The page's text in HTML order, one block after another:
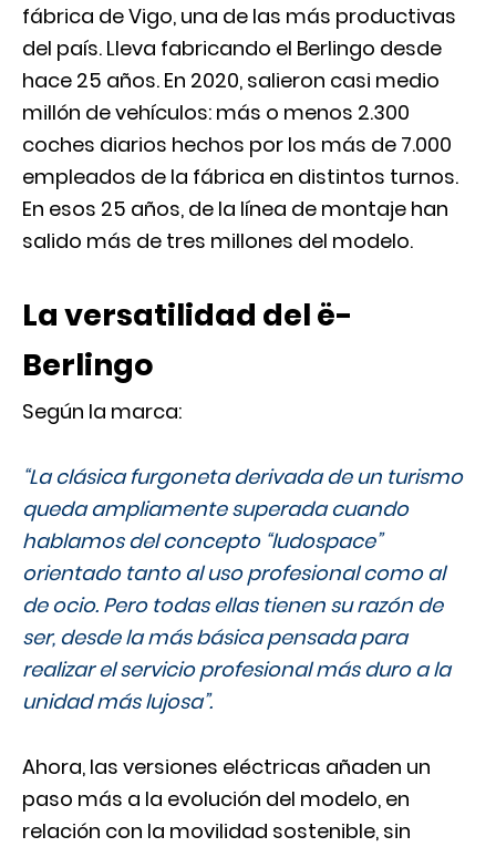
fábrica de Vigo, una de las más productivas
del país. Lleva fabricando el Berlingo desde
hace 25 años. En 2020, salieron casi medio
millón de vehículos: más o menos 2.300
coches diarios hechos por los más de 7.000
empleados de la fábrica en distintos turnos.
En esos 25 años, de la línea de montaje han
salido más de tres millones del modelo.
La versatilidad del ë-
Berlingo
Según la marca:
“La clásica furgoneta derivada de un turismo
queda ampliamente superada cuando
hablamos del concepto “ludospace”
orientado tanto al uso profesional como al
de ocio. Pero todas ellas tienen su razón de
ser, desde la más básica pensada para
realizar el servicio profesional más duro a la
unidad más lujosa”.
Ahora, las versiones eléctricas añaden un
paso más a la evolución del modelo, en
relación con la movilidad sostenible, sin